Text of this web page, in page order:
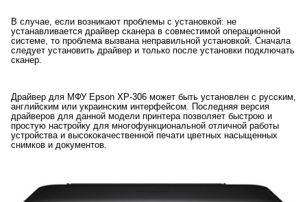
В случае, если возникают проблемы с установкой: не
устанавливается драйвер сканера в совместимой операционной
системе, то проблема вызвана неправильной установкой. Сначала
следует установить драйвер и только после установки подключать
сканер.
Драйвер для МФУ Epson XP-306 может быть установлен с русским,
английским или украинским интерфейсом. Последняя версия
драйверов для данной модели принтера позволяет быстрою и
простую настройку для многофункциональной отличной работы
устройства и высококачественной печати цветных насыщенных
снимков и документов.